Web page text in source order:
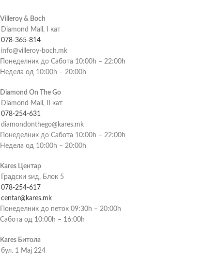
Villeroy & Boch
Diamond Mall, I кат
078-365-814
info@villeroy-boch.mk
Понеделник до Сабота 10:00h – 22:00h
Недела од 10:00h – 20:00h
Diamond On The Go
Diamond Mall, II кат
078-254-631
diamondonthego@kares.mk
Понеделник до Сабота 10:00h – 22:00h
Недела од 10:00h – 20:00h
Kares Центар
Градски ѕид, Блок 5
078-254-617
centar@kares.mk
Понеделник до петок 09:30h – 20:00h
Сабота од 10:00h – 16:00h
Kares Битола
бул. 1 Мај 224